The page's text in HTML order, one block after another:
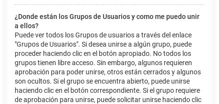
¿Donde están los Grupos de Usuarios y como me puedo unir
a ellos?
Puede ver todos los Grupos de usuarios a través del enlace
"Grupos de Usuarios". Si desea unirse a algún grupo, puede
proceder haciendo clic en el botón apropiado. No todos los
grupos tienen libre acceso. Sin embargo, algunos requieren
aprobación para poder unirse, otros están cerrados y algunos
son ocultos. Si el grupo se encuentra abierto, puede unirse
haciendo clic en el botón correspondiente. Si el grupo requiere
de aprobación para unirse, puede solicitar unirse haciendo clic